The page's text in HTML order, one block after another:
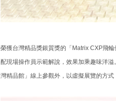
榮獲台灣精品獎銀質獎的「Matrix CXP飛
配現場操作員示範解說，效果加乘趣味洋
灣精品館」線上參觀外，以虛擬展覽的方